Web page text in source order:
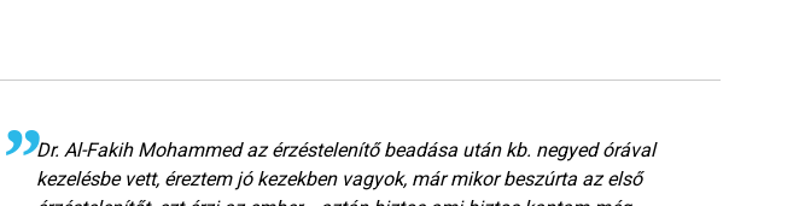
Dr. Al-Fakih Mohammed az érzéstelenítő beadása után kb. negyed órával
kezelésbe vett, éreztem jó kezekben vagyok, már mikor beszúrta az első